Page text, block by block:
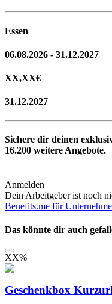
Essen
06.08.2026 - 31.12.2027
XX,XX€
31.12.2027
Sichere dir deinen
16.200 weitere Angebote.
Anmelden
Dein Arbeitgeber ist noch
Benefits.me für
Das könnte dir auch
XX%
Geschenkbox